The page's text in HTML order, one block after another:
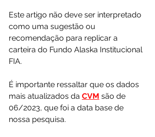
Este artigo não deve ser interpretado
como uma sugestão ou
recomendação para replicar a
carteira do Fundo Alaska Institucional
FIA.
É importante ressaltar que os dados
mais atualizados da CVM são de
06/2023, que foi a data base de
nossa pesquisa.